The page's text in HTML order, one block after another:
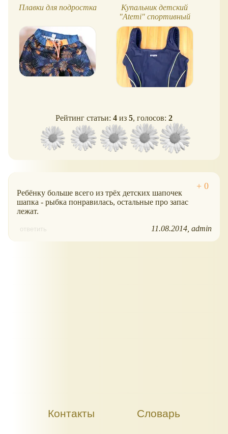
Плавки для подростка
Купальник детский
"Atemi" спортивный
Рейтинг статьи: 4 из 5, голосов: 2
Ребёнку больше всего из трёх детских шапочек
шапка - рыбка понравилась, остальные про запас
лежат.
ответить 11.08.2014 admin
Контакты Словарь